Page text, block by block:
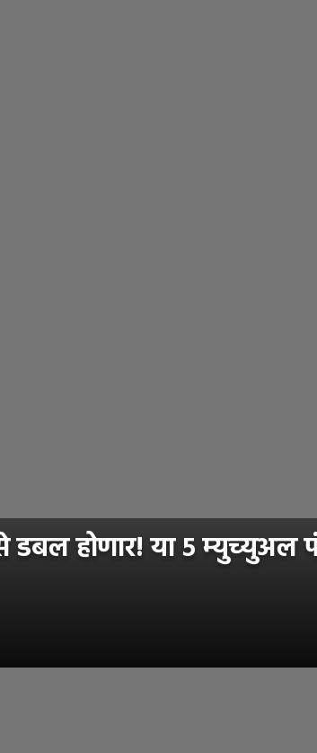
होणार! या ५